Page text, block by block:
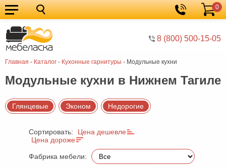
8 (800) 500-15-05
Корзина
0
Главная - Каталог - Кухонные гарнитуры - Модульные кухни
Кухонные
гарнитуры
Мебель
для
кухни
Мебель
для
спальни
Кровати
Шкафы
Диваны
мебель
Детская
мебель
Мебель
Модульные кухни в Нижнем Тагиле
Глянцевые Эконом Недорогие
Сортировать:
Цена дешевле
Цена дороже
Фабрика мебели: